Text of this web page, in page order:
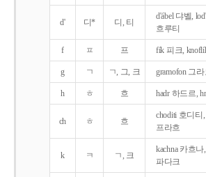
d' 디* 디, 티
d'ábel 댜벨,
흐루티
f ㅍ 프 fík 피크,
g ㄱ ㄱ, 그, 크 gramofon 그
h ㅎ 흐 hadr 하드르,
ch ㅎ 흐
choditi 호디티,
프라흐
k ㅋ ㄱ, 크
kachna 카흐
파다크